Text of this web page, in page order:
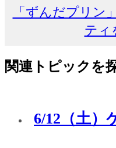
「ずんだプリン
ティ
関連トピックを
6/12（土）